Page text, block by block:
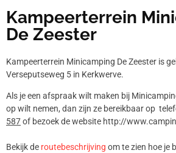
Kampeerterrein
De Zeester
Kampeerterrein Minicamping De Zeester is
Verseputseweg 5 in Kerkwerve.
Als je een afspraak wilt maken bij
op wilt nemen, dan zijn ze bereikbaar op
587of bezoek de website http://
Bekijk de routebeschrijving om te zien hoe je